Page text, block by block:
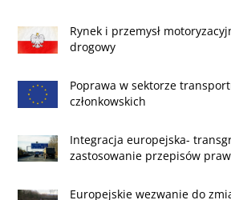
Rynek i przemysł
drogowy
Poprawa w sektorze
członkowskich
Integracja europejska-
zastosowanie przepisów
Europejskie wezwanie do